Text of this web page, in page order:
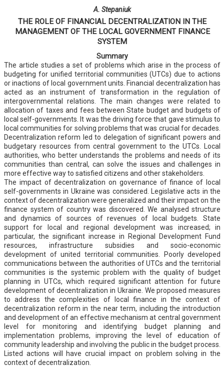
A. Stepaniuk
THE ROLE OF FINANCIAL DECENTRALIZATION IN THE
MANAGEMENT OF THE LOCAL GOVERNMENT FINANCE
SYSTEM
Summary
The article studies a set of problems which arise in the process of
budgeting for unified territorial communities (UTCs) due to actions
or inactions of local government units. Financial decentralization has
acted as an instrument of transformation in the regulation of
intergovernmental relations. The main changes were related to
allocation of taxes and fees between State budget and budgets of
local self-governments. It was the driving force that gave stimulus to
local communities for solving problems that was crucial for decades.
Decentralization reform led to delegation of significant powers and
budgetary resources from central government to the UTCs. Local
authorities, who better understands the problems and needs of its
communities than central, can solve the issues and challenges in
more effective way to satisfied citizens and other stakeholders.
The impact of decentralization on governance of finance of local
self-governments in Ukraine was considered. Legislative acts in the
context of decentralization were generalized and their impact on the
finance system of country was discovered. We analysed structure
and dynamics of sources of revenues of local budgets. State
support for local and regional development was increased; in
particular, the significant increase in Regional Development Fund
resources, infrastructure subsidies and socio-economic
development of united territorial communities. Poorly developed
communications between the authorities of UTCs and the territorial
communities is the systemic problem with the quality of budget
planning in UTCs, which required significant attention for future
development of decentralization in Ukraine. We proposed measures
to address the complexities of local finance in the context of
decentralization reform in the near term, including the introduction
and development of an effective mechanism at central government
level for monitoring and identifying budget planning and
implementation problems, improving the level of education of
community leadership and involving the public in the budget process.
Listed actions will have crucial impact on problem solving in the
context of decentralization.